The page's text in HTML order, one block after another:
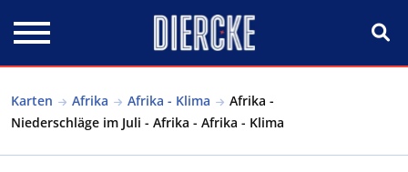
Karten Afrika Afrika - Klima
Afrika -
Niederschläge im Juli - Afrika - Afrika - Klima